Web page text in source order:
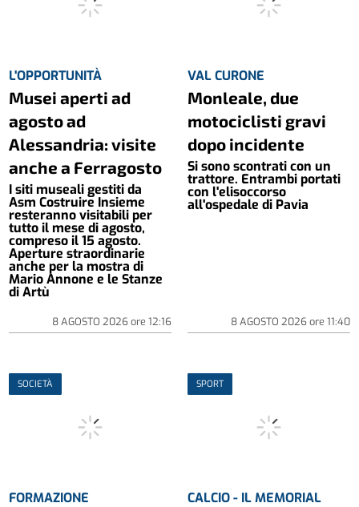
L'OPPORTUNITÀ
Musei aperti ad
agosto ad
Alessandria: visite
anche a Ferragosto
I siti museali gestiti da
Asm Costruire Insieme
resteranno visitabili per
tutto il mese di agosto,
compreso il 15 agosto.
Aperture straordinarie
anche per la mostra di
Mario Annone e le Stanze
di Artù
8 AGOSTO 2026ore 12:16
VAL CURONE
Monleale, due
motociclisti gravi
dopo incidente
Si sono scontrati con un
trattore. Entrambi portati
con l'elisoccorso
all'ospedale di Pavia
8 AGOSTO 2026ore 11:40
SOCIETÀ
FORMAZIONE
SPORT
CALCIO - IL MEMORIAL